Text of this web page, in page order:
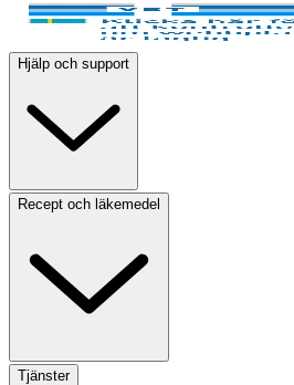
Hjälp och support
Recept och läkemedel
Tjänster